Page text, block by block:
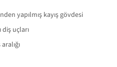
yapılmış kayış gövdesi
diş uçları